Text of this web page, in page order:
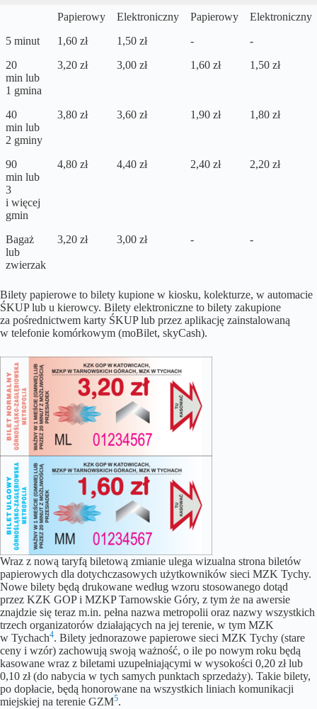
Papierowy Elektroniczny Papierowy
Elektroniczny
5 minut
1,60 zł 1,50 zł -
-
20
min lub
1 gmina
3,20 zł 3,00 zł 1,60 zł 1,50 zł
40
min lub
2 gminy
3,80 zł 3,60 zł 1,90 zł 1,80 zł
90
min lub
3
i więcej
gmin
4,80 zł 4,40 zł 2,40 zł 2,20 zł
Bagaż
lub
zwierzak
3,20 zł 3,00 zł - -
Bilety papierowe to bilety kupione w kiosku, kolekturze, w automacie
ŚKUP lub u kierowcy. Bilety elektroniczne to bilety zakupione
za pośrednictwem karty ŚKUP lub przez aplikację zainstalowaną
w telefonie komórkowym (moBilet, skyCash).
Wraz z nową taryfą biletową zmianie ulega wizualna strona biletów
papierowych dla dotychczasowych użytkowników sieci MZK Tychy.
Nowe bilety będą drukowane według wzoru stosowanego dotąd
przez KZK GOP i MZKP Tarnowskie Góry, z tym że na awersie
znajdzie się teraz m.in. pełna nazwa metropolii oraz nazwy wszystkich
trzech organizatorów działających na jej terenie, w tym MZK
w Tychach4. Bilety jednorazowe papierowe sieci MZK Tychy (stare
ceny i wzór) zachowują swoją ważność, o ile po nowym roku będą
kasowane wraz z biletami uzupełniającymi w wysokości 0,20 zł lub
0,10 zł (do nabycia w tych samych punktach sprzedaży). Takie bilety,
po dopłacie, będą honorowane na wszystkich liniach komunikacji
miejskiej na terenie GZM5.